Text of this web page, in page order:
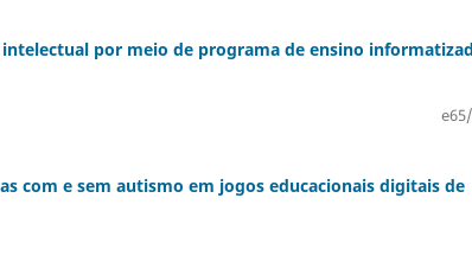
por meio de programa de ensino
com e sem autismo em jogos educacionais digitais de